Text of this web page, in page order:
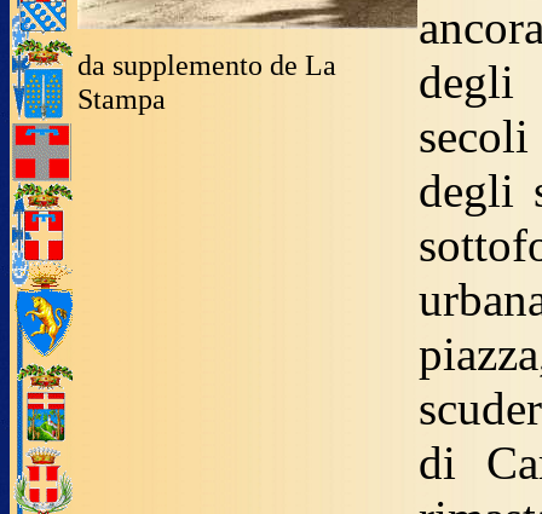
da supplemento de La
Stampa
degli
di